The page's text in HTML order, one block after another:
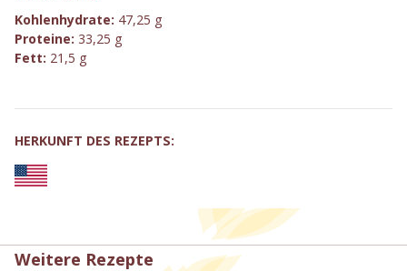
Kohlenhydrate: 47,25 g
Proteine: 33,25 g
Fett: 21,5 g
HERKUNFT DES REZEPTS:
Weitere Rezepte